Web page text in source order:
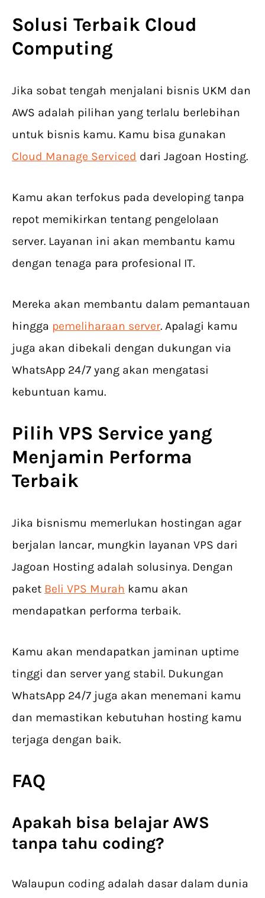
Solusi Terbaik Cloud
Computing
Jika sobat tengah menjalani bisnis UKM dan
AWS adalah pilihan yang terlalu berlebihan
untuk bisnis kamu. Kamu bisa gunakan
Cloud Manage Serviced dari Jagoan Hosting.
Kamu akan terfokus pada developing tanpa
repot memikirkan tentang pengelolaan
server. Layanan ini akan membantu kamu
dengan tenaga para profesional IT.
Mereka akan membantu dalam pemantauan
hingga pemeliharaan server. Apalagi kamu
juga akan dibekali dengan dukungan via
WhatsApp 24/7 yang akan mengatasi
kebuntuan kamu.
Pilih VPS Service yang
Menjamin Performa
Terbaik
Jika bisnismu memerlukan hostingan agar
berjalan lancar, mungkin layanan VPS dari
Jagoan Hosting adalah solusinya. Dengan
paket Beli VPS Murah kamu akan
mendapatkan performa terbaik.
Kamu akan mendapatkan jaminan uptime
tinggi dan server yang stabil. Dukungan
WhatsApp 24/7 juga akan menemani kamu
dan memastikan kebutuhan hosting kamu
terjaga dengan baik.
FAQ
Apakah bisa belajar AWS
tanpa tahu coding?
Walaupun coding adalah dasar dalam dunia